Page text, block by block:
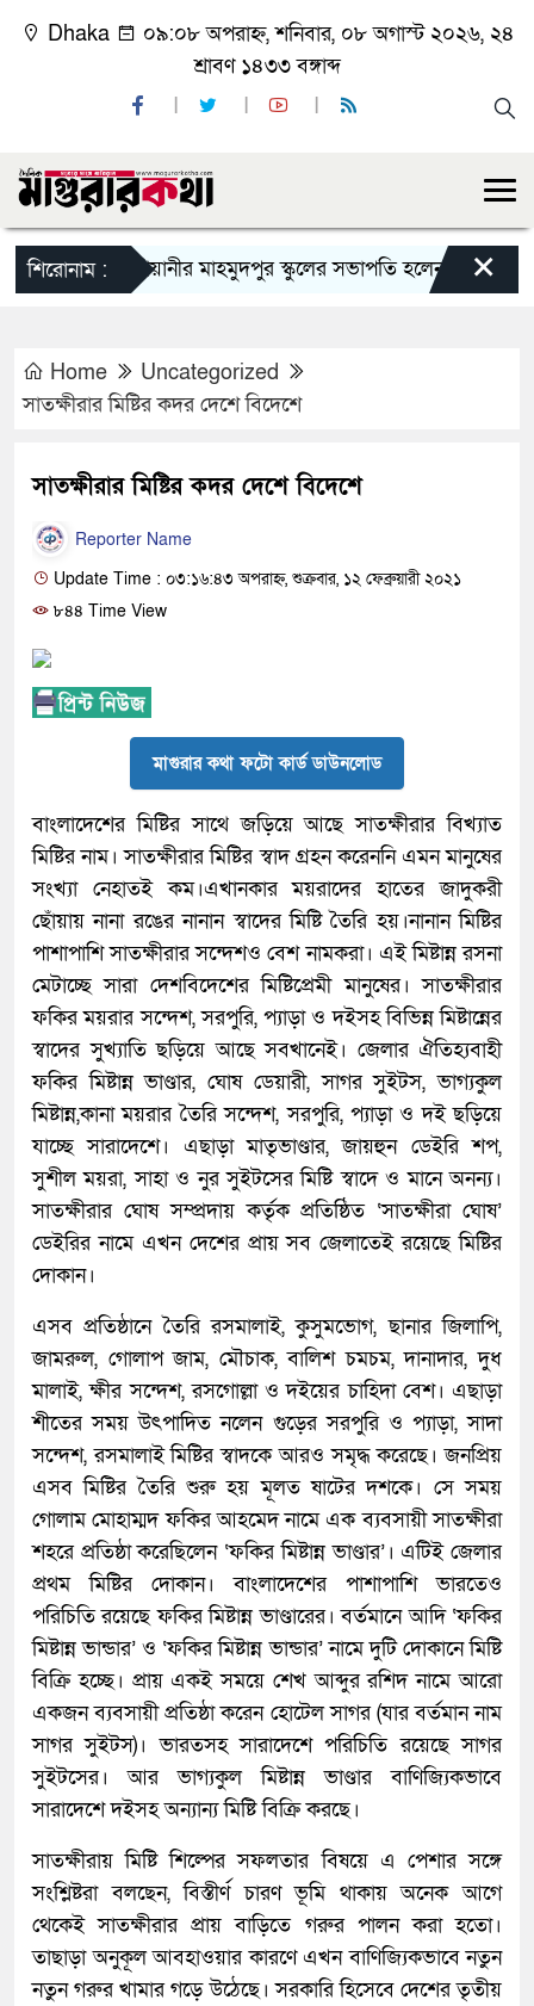
Dhaka
০৯:০৮ অপরাহ্ন, শনিবার, ০৮ অগাস্ট ২০২৬, ২৪
শ্রাবণ ১৪৩৩ বঙ্গাব্দ
শিরোনাম :কাশিয়ানীর মাহমুদপুর স্কুলের সভাপতি হলেন গোবিন্দ ×
Home
Uncategorized
সাতক্ষীরার মিষ্টির কদর দেশে বিদেশে
সাতক্ষীরার মিষ্টির কদর দেশে বিদেশে
Reporter Name
Update Time : ০৩:১৬:৪৩ অপরাহ্ন, শুক্রবার, ১২ ফেব্রুয়ারী ২০২১
৮৪৪ Time View
মাগুরার কথা ফটো কার্ড ডাউনলোড
বাংলাদেশের মিষ্টির সাথে জড়িয়ে আছে সাতক্ষীরার বিখ্যাত
মিষ্টির নাম। সাতক্ষীরার মিষ্টির স্বাদ গ্রহন করেননি এমন মানুষের
সংখ্যা নেহাতই কম।এখানকার ময়রাদের হাতের জাদুকরী
ছোঁয়ায় নানা রঙের নানান স্বাদের মিষ্টি তৈরি হয়।নানান মিষ্টির
পাশাপাশি সাতক্ষীরার সন্দেশও বেশ নামকরা। এই মিষ্টান্ন রসনা
মেটাচ্ছে সারা দেশবিদেশের মিষ্টিপ্রেমী মানুষের। সাতক্ষীরার
ফকির ময়রার সন্দেশ, সরপুরি, প্যাড়া ও দইসহ বিভিন্ন মিষ্টান্নের
স্বাদের সুখ্যাতি ছড়িয়ে আছে সবখানেই। জেলার ঐতিহ্যবাহী
ফকির মিষ্টান্ন ভাণ্ডার, ঘোষ ডেয়ারী, সাগর সুইটস, ভাগ্যকুল
মিষ্টান্ন,কানা ময়রার তৈরি সন্দেশ, সরপুরি, প্যাড়া ও দই ছড়িয়ে
যাচ্ছে সারাদেশে। এছাড়া মাতৃভাণ্ডার, জায়হুন ডেইরি শপ,
সুশীল ময়রা, সাহা ও নুর সুইটসের মিষ্টি স্বাদে ও মানে অনন্য।
সাতক্ষীরার ঘোষ সম্প্রদায় কর্তৃক প্রতিষ্ঠিত ‘সাতক্ষীরা ঘোষ’
ডেইরির নামে এখন দেশের প্রায় সব জেলাতেই রয়েছে মিষ্টির
দোকান।
এসব প্রতিষ্ঠানে তৈরি রসমালাই, কুসুমভোগ, ছানার জিলাপি,
জামরুল, গোলাপ জাম, মৌচাক, বালিশ চমচম, দানাদার, দুধ
মালাই, ক্ষীর সন্দেশ, রসগোল্লা ও দইয়ের চাহিদা বেশ। এছাড়া
শীতের সময় উৎপাদিত নলেন গুড়ের সরপুরি ও প্যাড়া, সাদা
সন্দেশ, রসমালাই মিষ্টির স্বাদকে আরও সমৃদ্ধ করেছে। জনপ্রিয়
এসব মিষ্টির তৈরি শুরু হয় মূলত ষাটের দশকে। সে সময়
গোলাম মোহাম্মদ ফকির আহমেদ নামে এক ব্যবসায়ী সাতক্ষীরা
শহরে প্রতিষ্ঠা করেছিলেন ‘ফকির মিষ্টান্ন ভাণ্ডার’। এটিই জেলার
প্রথম মিষ্টির দোকান। বাংলাদেশের পাশাপাশি ভারতেও
পরিচিতি রয়েছে ফকির মিষ্টান্ন ভাণ্ডারের। বর্তমানে আদি ‘ফকির
মিষ্টান্ন ভান্ডার’ ও ‘ফকির মিষ্টান্ন ভান্ডার’ নামে দুটি দোকানে মিষ্টি
বিক্রি হচ্ছে। প্রায় একই সময়ে শেখ আব্দুর রশিদ নামে আরো
একজন ব্যবসায়ী প্রতিষ্ঠা করেন হোটেল সাগর (যার বর্তমান নাম
সাগর সুইটস)। ভারতসহ সারাদেশে পরিচিতি রয়েছে সাগর
সুইটসের। আর ভাগ্যকুল মিষ্টান্ন ভাণ্ডার বাণিজ্যিকভাবে
সারাদেশে দইসহ অন্যান্য মিষ্টি বিক্রি করছে।
সাতক্ষীরায় মিষ্টি শিল্পের সফলতার বিষয়ে এ পেশার সঙ্গে
সংশ্লিষ্টরা বলছেন, বিস্তীর্ণ চারণ ভূমি থাকায় অনেক আগে
থেকেই সাতক্ষীরার প্রায় বাড়িতে গরুর পালন করা হতো।
তাছাড়া অনুকূল আবহাওয়ার কারণে এখন বাণিজ্যিকভাবে নতুন
নতুন গরুর খামার গড়ে উঠেছে। সরকারি হিসেবে দেশের তৃতীয়